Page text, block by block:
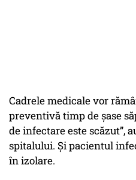
Cadrele medicale vor
preventivă timp de șase
de infectare este scăzut”,
spitalului. Și pacientul
în izolare.